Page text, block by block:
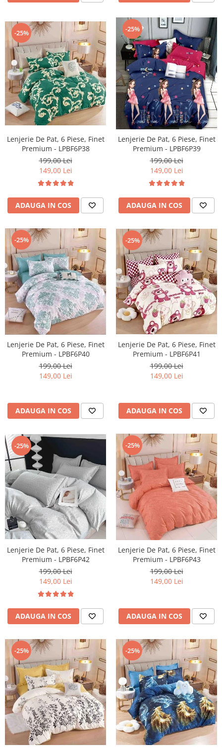
-25%
Lenjerie De Pat, 6 Piese, Finet
Premium - LPBF6P38
199,00 Lei
149,00 Lei
ADAUGA IN COS
-25%
Lenjerie De Pat, 6 Piese, Finet
Premium - LPBF6P39
199,00 Lei
149,00 Lei
ADAUGA IN COS
-25%
Lenjerie De Pat, 6 Piese, Finet
Premium - LPBF6P40
199,00 Lei
149,00 Lei
ADAUGA IN COS
-25%
Lenjerie De Pat, 6 Piese, Finet
Premium - LPBF6P41
199,00 Lei
149,00 Lei
ADAUGA IN COS
-25%
Lenjerie De Pat, 6 Piese, Finet
Premium - LPBF6P42
199,00 Lei
149,00 Lei
ADAUGA IN COS
-25%
Lenjerie De Pat, 6 Piese, Finet
Premium - LPBF6P43
199,00 Lei
149,00 Lei
ADAUGA IN COS
-25% -25%